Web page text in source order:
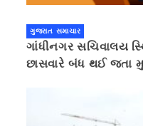
ગુજરાત સમાચાર
ગાંધીનગર સચિવાલય
છાસવારે બંધ થઈ જતા